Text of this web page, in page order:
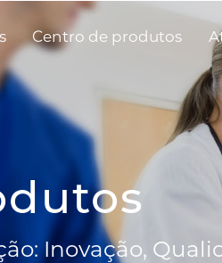
Centro de produtos
Inovação,